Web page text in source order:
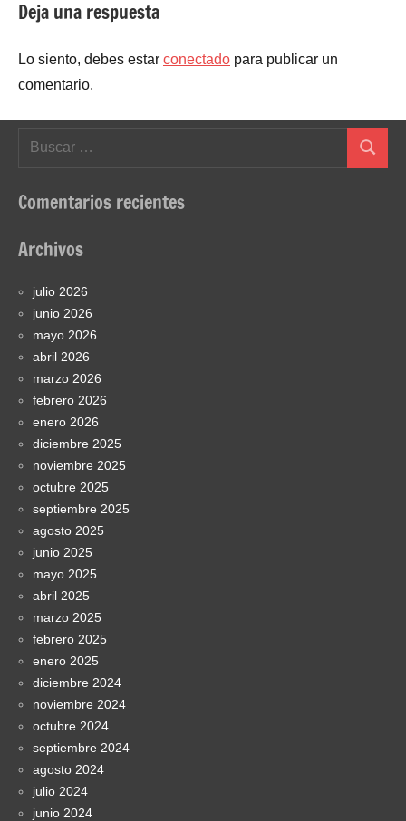
Deja una respuesta
Lo siento, debes estar conectado para publicar un
comentario.
Buscar
Comentarios recientes
Archivos
julio 2026
junio 2026
mayo 2026
abril 2026
marzo 2026
febrero 2026
enero 2026
diciembre 2025
noviembre 2025
octubre 2025
septiembre 2025
agosto 2025
junio 2025
mayo 2025
abril 2025
marzo 2025
febrero 2025
enero 2025
diciembre 2024
noviembre 2024
octubre 2024
septiembre 2024
agosto 2024
julio 2024
junio 2024